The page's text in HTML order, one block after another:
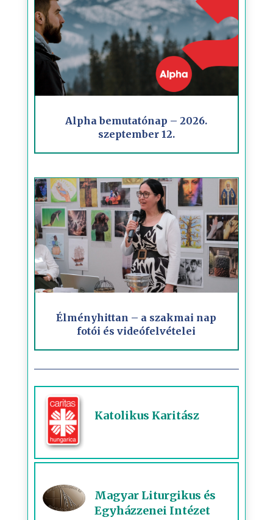
Alpha bemutatónap – 2026.
szeptember 12.
Élményhittan – a szakmai nap
fotói és videófelvételei
Katolikus Karitász
Magyar Liturgikus és
Egyházzenei Intézet